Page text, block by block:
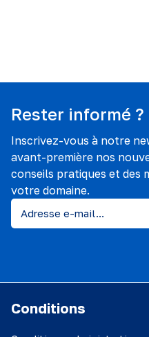
Rester informé ?
Inscrivez-vous à notre
avant-première nos
conseils pratiques et des
votre domaine.
Conditions